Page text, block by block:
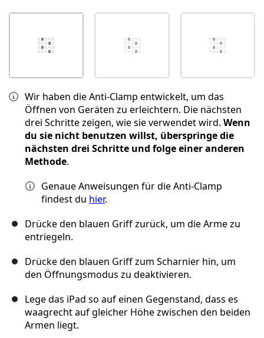
Wir haben die Anti-Clamp entwickelt, um das
Öffnen von Geräten zu erleichtern. Die nächsten
drei Schritte zeigen, wie sie verwendet wird. Wenn
du sie nicht benutzen willst, überspringe die
nächsten drei Schritte und folge einer anderen
Methode.
Genaue Anweisungen für die Anti-Clamp
findest du hier.
Drücke den blauen Griff zurück, um die Arme zu
entriegeln.
Drücke den blauen Griff zum Scharnier hin, um
den Öffnungsmodus zu deaktivieren.
Lege das iPad so auf einen Gegenstand, dass es
waagrecht auf gleicher Höhe zwischen den beiden
Armen liegt.